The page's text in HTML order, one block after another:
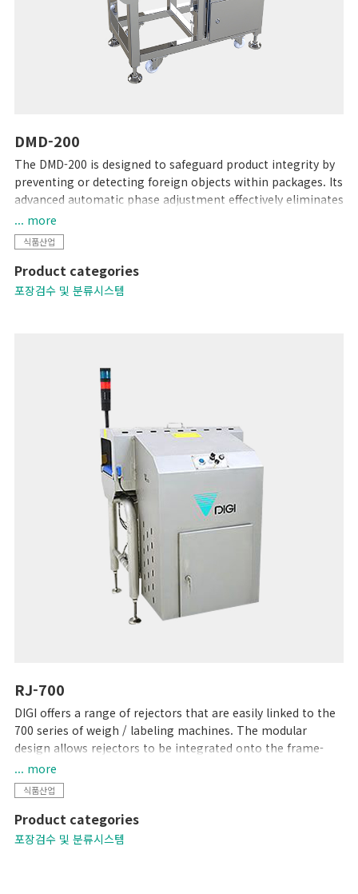
DMD-200
The DMD-200 is designed to safeguard product integrity by
preventing or detecting foreign objects within packages. Its
advanced automatic phase adjustment effectively eliminates
product interference, enhancing detection sensitivity across
various packaging types.
... more
식품산업
Product categories
포장검수 및 분류시스템
RJ-700
DIGI offers a range of rejectors that are easily linked to the
700 series of weigh / labeling machines. The modular
design allows rejectors to be integrated onto the frame-
work of the weigh/labeler or as a stand alone unit. An
optional intelligent pack can be added to giving advanced
features.
... more
식품산업
Product categories
포장검수 및 분류시스템